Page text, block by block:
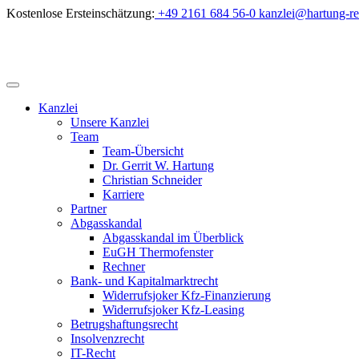
Skip
Kostenlose Ersteinschätzung: +49 2161 684 56-0 kanzlei@hartung-
Kanzlei
Unsere Kanzlei
Team
Team-Übersicht
Dr. Gerrit W. Hartung
Christian Schneider
Karriere
Partner
Abgasskandal
Abgasskandal im Überblick
EuGH Thermofenster
Rechner
Bank- und Kapitalmarktrecht
Widerrufsjoker Kfz-Finanzierung
Widerrufsjoker Kfz-Leasing
Betrugshaftungsrecht
Insolvenzrecht
IT-Recht